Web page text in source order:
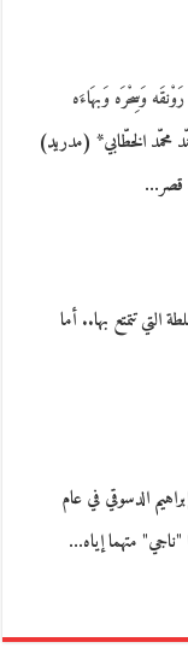
وَسِحْرَه وَبهَاءَه
الخطّابي* (مدريد)
قصر…
التي تتمتع بها.. أما
الدسوقي في عام